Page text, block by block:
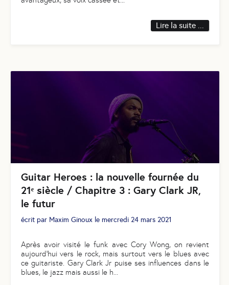
Lire la suite ...
Guitar Heroes : la nouvelle fournée du
21ᵉ siècle / Chapitre 3 : Gary Clark JR,
le futur
écrit par Maxim Ginoux le mercredi 24 mars 2021
Après avoir visité le funk avec Cory Wong, on revient
aujourd’hui vers le rock, mais surtout vers le blues avec
ce guitariste. Gary Clark Jr puise ses influences dans le
blues, le jazz mais aussi le h